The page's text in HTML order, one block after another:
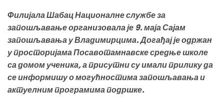
Филијала Шабац Националне службе за
запошљавање организовала је 9. маја Сајам
запошљавања у Владимирцима. Догађај је одржан
у просторијама Посавотамнавске средње школе
са домом ученика, а присутни су имали прилику да
се информишу о могућностима запошљавања и
актуелним програмима подршке.